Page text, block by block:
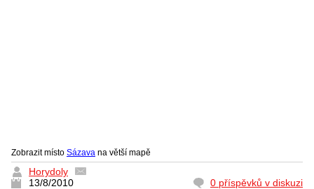
Zobrazit místo Sázava na větší mapě
Horydoly
13/8/2010
0 příspěvků v diskuzi